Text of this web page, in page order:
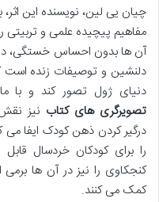
چیان یی لین، نویسنده این اثر،
مفاهیم پیچیده علمی و تربیتی
آن ها بدون احساس خستگی،
دلنشین و توصیفات زنده است
دنیای ژول تصور کند و با
تصویرگری های کتاب نیز
درگیر کردن ذهن کودک ایفا می
را برای کودکان خردسال
کنجکاوی را نیز در آن ها
کمک می کنند.